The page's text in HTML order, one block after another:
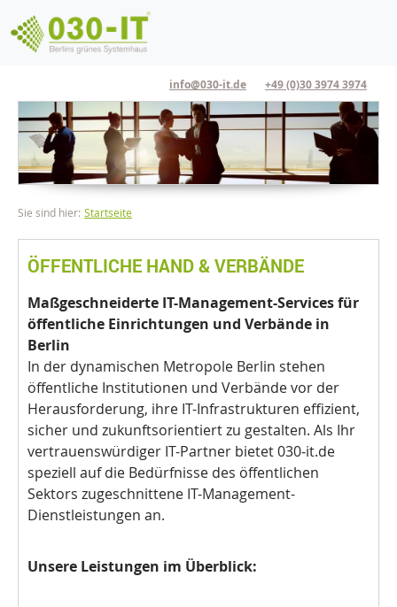
info@030-it.de +49 (0)30 3974 3974
Pfadnavigation
Sie sind hier: Startseite
ÖFFENTLICHE HAND & VERBÄNDE
Maßgeschneiderte IT-Management-Services für
öffentliche Einrichtungen und Verbände in
Berlin
In der dynamischen Metropole Berlin stehen
öffentliche Institutionen und Verbände vor der
Herausforderung, ihre IT-Infrastrukturen effizient,
sicher und zukunftsorientiert zu gestalten. Als Ihr
vertrauenswürdiger IT-Partner bietet 030‑it.de
speziell auf die Bedürfnisse des öffentlichen
Sektors zugeschnittene IT-Management-
Dienstleistungen an.
Unsere Leistungen im Überblick: